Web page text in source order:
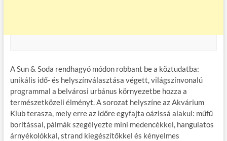
A Sun & Soda rendhagyó módon robbant be a köztudatba:
unikális idő- és helyszínválasztása végett, világszínvonalú
programmal a belvárosi urbánus környezetbe hozza a
természetközeli élményt. A sorozat helyszíne az Akvárium
Klub terasza, mely erre az időre egyfajta oázissá alakul: műfű
borítással, pálmák szegélyezte mini medencékkel, hangulatos
árnyékolókkal, strand kiegészítőkkel és kényelmes